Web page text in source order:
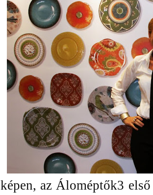
az Áloméptők3